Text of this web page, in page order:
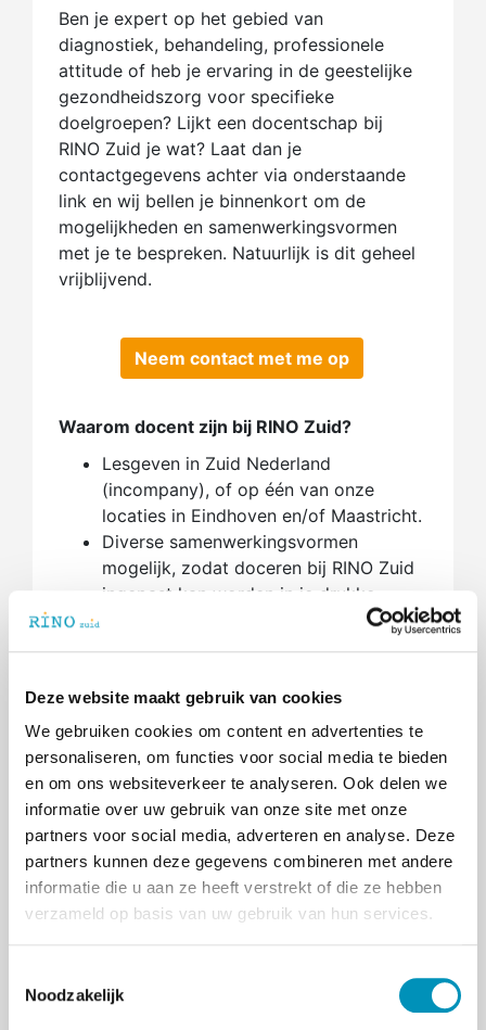
Deze website maakt gebruik van cookies
We gebruiken cookies om content en advertenties te
personaliseren, om functies voor social media te bieden
en om ons websiteverkeer te analyseren. Ook delen we
informatie over uw gebruik van onze site met onze
partners voor social media, adverteren en analyse. Deze
partners kunnen deze gegevens combineren met andere
informatie die u aan ze heeft verstrekt of die ze hebben
verzameld op basis van uw gebruik van hun services.
Noodzakelijk
Ben je expert op het gebied van
diagnostiek, behandeling, professionele
attitude of heb je ervaring in de geestelijke
gezondheidszorg voor specifieke
doelgroepen? Lijkt een docentschap bij
RINO Zuid je wat? Laat dan je
contactgegevens achter via onderstaande
link en wij bellen je binnenkort om de
mogelijkheden en samenwerkingsvormen
met je te bespreken. Natuurlijk is dit geheel
vrijblijvend.
Neem contact met me op
Waarom docent zijn bij RINO Zuid?
Lesgeven in Zuid Nederland
(incompany), of op één van onze
locaties in Eindhoven en/of Maastricht.
Diverse samenwerkingsvormen
mogelijk, zodat doceren bij RINO Zuid
ingepast kan worden in je drukke
Didactisch ontwikkelen terwijl je jouw
Ook zonder jarenlange praktijkervaring
kun je als docent bij RINO Zuid aan de
slag!
Opleiden bij organisaties of in Eindhoven
en Maastricht
Lokaal opleiden is een van de speerpunten
uit ons strategisch plan. Ons werkgebied is
groot, maar door onze opleidingen en
nascholingen letterlijk dichter bij huis aan te
gemakkelijker maken. Daarom vinden onze
trainingen niet enkel meer plaats op onze